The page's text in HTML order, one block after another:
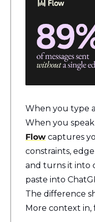
When you type
When you
Flow captures
constraints,
and turns it into
paste into
The difference
More context